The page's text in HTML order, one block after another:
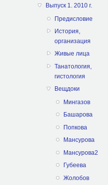
Выпуск 1. 2010 г.
Предисловие
История,
организация
Живые лица
Танатология,
гистология
Вещдоки
Мингазов
Башарова
Попкова
Мансурова
Мансурова2
Губеева
Жолобов